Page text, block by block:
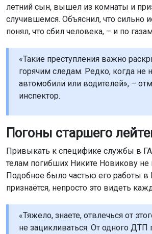
летний сын, вышел из комнаты и
случившемся. Объяснил, что сильно
понял, что сбил человека, – и по
«Такие преступления важно
горячим следам. Редко, когда не
автомобили или водителей», –
инспектор.
Погоны старшего
Привыкать к специфике службы в
телам погибших Никите Новикову не
Подобное было частью его работы в
признаётся, непросто это видеть
«Тяжело, знаете, отвлечься от
не зацикливаться. От одного